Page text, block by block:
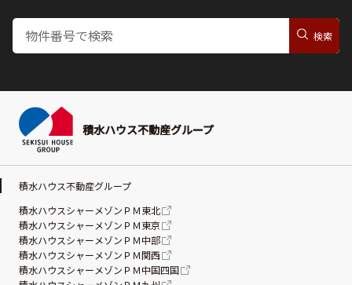
積水ハウス不動産グループ
積水ハウス不動産グループ
積水ハウスシャーメゾンＰＭ東北
積水ハウスシャーメゾンＰＭ東京
積水ハウスシャーメゾンＰＭ中部
積水ハウスシャーメゾンＰＭ関西
積水ハウスシャーメゾンＰＭ中国四国